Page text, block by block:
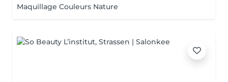
Maquillage Couleurs Nature